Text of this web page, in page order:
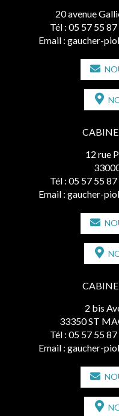
20 avenue
Tél : 05 57 55
Email : gaucher-
12 rue
Tél : 05 57 55
Email : gaucher-
2 bis
33350 ST
Tél : 05 57 55
Email : gaucher-